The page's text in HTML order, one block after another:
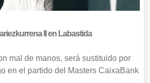
II en Labastida
mal de manos, será sustituido por
en el partido del Masters CaixaBank